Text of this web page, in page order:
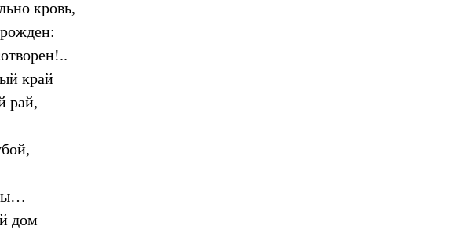
кровь,
край
рай,
дом